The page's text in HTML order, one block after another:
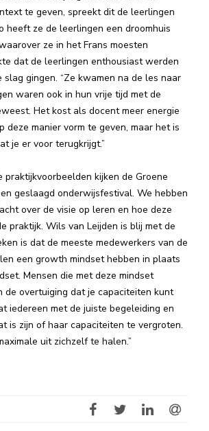
te geven, spreekt dit de leerlingen
heeft ze de leerlingen een droomhuis
ze in het Frans moesten
dat de leerlingen enthousiast werden
slag gingen. “Ze kwamen na de les naar
waren ook in hun vrije tijd met de
Het kost als docent meer energie
deze manier vorm te geven, maar het is
je er voor terugkrijgt.”
praktijkvoorbeelden kijken de Groene
geslaagd onderwijsfestival. We hebben
over de visie op leren en hoe deze
praktijk. Wils van Leijden is blij met de
is dat de meeste medewerkers van de
een growth mindset hebben in plaats
Mensen die met deze mindset
de overtuiging dat je capaciteiten kunt
iedereen met de juiste begeleiding en
is zijn of haar capaciteiten te vergroten.
uit zichzelf te halen.”